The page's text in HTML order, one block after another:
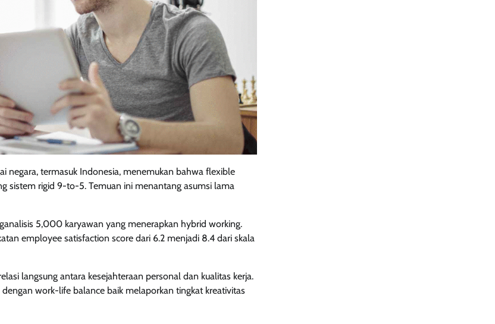
negara, termasuk Indonesia, menemukan bahwa flexible
sistem rigid 9-to-5. Temuan ini menantang asumsi lama
5,000 karyawan yang menerapkan hybrid working.
employee satisfaction score dari 6.2 menjadi 8.4 dari skala
langsung antara kesejahteraan personal dan kualitas kerja.
work-life balance baik melaporkan tingkat kreativitas